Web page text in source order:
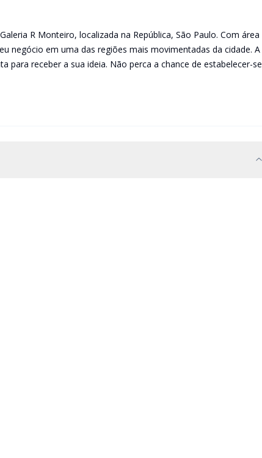
R Monteiro, localizada na República, São Paulo. Com área
negócio em uma das regiões mais movimentadas da cidade. A
para receber a sua ideia. Não perca a chance de estabelecer-se